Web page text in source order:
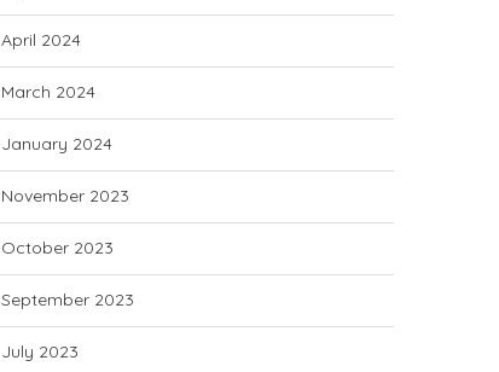
April 2024
March 2024
January 2024
November 2023
October 2023
September 2023
July 2023